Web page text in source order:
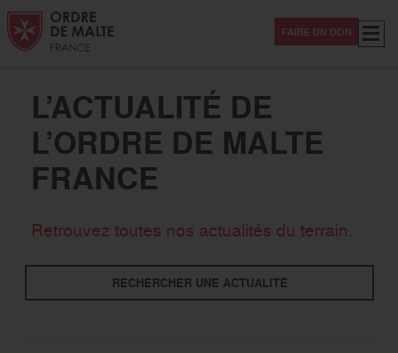
FAIRE UN DON
L’ACTUALITÉ DE
L’ORDRE DE MALTE
FRANCE
Retrouvez toutes nos actualités du terrain.
RECHERCHER UNE ACTUALITÉ
Thématiques
Solidarité
Evénement